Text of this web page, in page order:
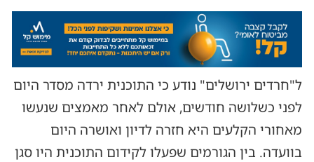
ל"חרדים ירושלים" נודע כי התוכנית ירדה מסדר היום
לפני כשלושה חודשים, אולם לאחר מאמצים שנעשו
מאחורי הקלעים היא חזרה לדיון ואושרה היום
בוועדה. בין הגורמים שפעלו לקידום התוכנית היו סגן